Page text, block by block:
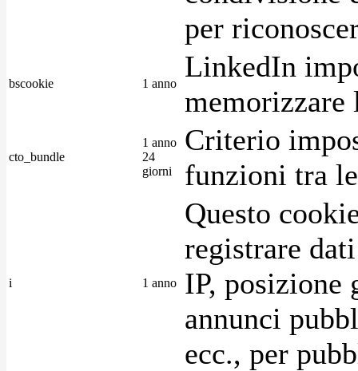
per
bscookie 1 anno
LinkedIn
memorizzare
cto_bundle
1 anno
24
giorni
Criterio
funzioni tra
i 1 anno
Questo
registrare
IP, posizione
annunci
ecc., per